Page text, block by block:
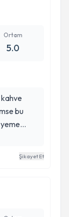
Ortam
5.0
kahve
bu
Şikayet Et